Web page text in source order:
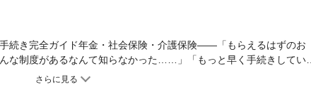
続き完全ガイド年金・社会保険・介護保険――「もらえるはずのお
な制度があるなんて知らなかった……」「もっと早く手続きしていれ
の人が社会保障の知識不足により、本来もらえるはずのお金を逃して